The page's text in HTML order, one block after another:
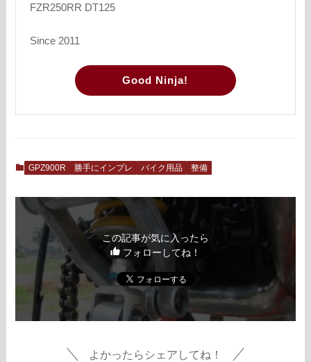
FZR250RR DT125
Since 2011
Good Ninja!
GPZ900R 勝手にインプレ バイク用品 整備
この記事が気に入ったら
フォローしてね！
よかったらシェアしてね！